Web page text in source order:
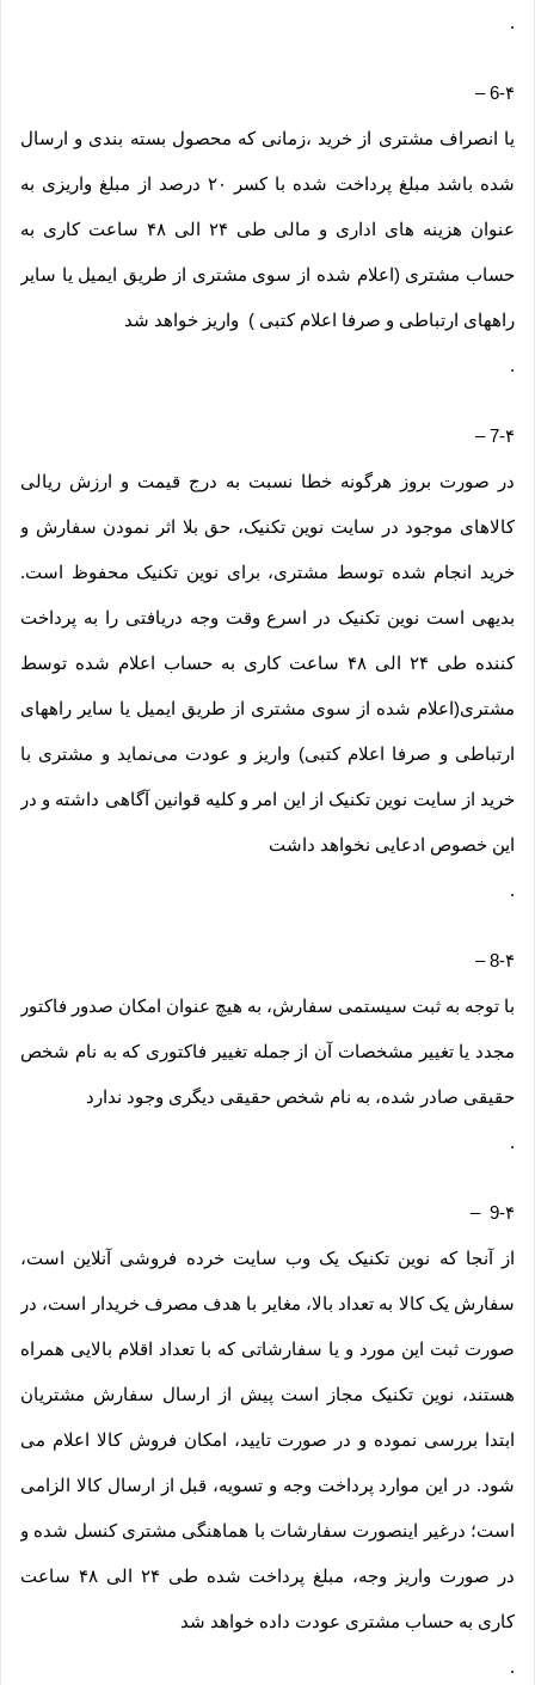
.
6-۴–
یا انصراف مشتری از خرید ،زمانی که محصول بسته بندی و ارسال
شده باشد مبلغ پرداخت شده با کسر ۲۰ درصد از مبلغ واریزی به
عنوان هزینه های اداری و مالی طی ۲۴ الی ۴۸ ساعت کاری به
حساب مشتری (اعلام شده از سوی مشتری از طریق ایمیل یا سایر
راههای ارتباطی و صرفا اعلام کتبی ) واریز خواهد شد
.
7-۴–
در صورت بروز هرگونه خطا نسبت به درج قیمت و ارزش ریالی
کالاهای موجود در سایت نوین تکنیک، حق بلا اثر نمودن سفارش و
خرید انجام شده توسط مشتری، برای نوین تکنیک محفوظ است.
بدیهی است نوین تکنیک در اسرع وقت وجه دریافتی را به پرداخت
کننده طی ۲۴ الی ۴۸ ساعت کاری به حساب اعلام شده توسط
مشتری(اعلام شده از سوی مشتری از طریق ایمیل یا سایر راههای
ارتباطی و صرفا اعلام کتبی) واریز و عودت می‌نماید و مشتری با
خرید از سایت نوین تکنیک از این امر و کلیه قوانین آگاهی داشته و در
این خصوص ادعایی نخواهد داشت
.
8-۴–
با توجه به ثبت سیستمی سفارش، به هیچ عنوان امکان صدور فاکتور
مجدد یا تغییر مشخصات آن از جمله تغییر فاکتوری که به نام شخص
حقیقی صادر شده، به نام شخص حقیقی دیگری وجود ندارد
.
9-۴ –
از آنجا که نوین تکنیک یک وب ‌سایت خرده‌ فروشی آنلاین است،
سفارش یک کالا به تعداد بالا، مغایر با هدف مصرف خریدار است، در
صورت ثبت این مورد و یا سفارشاتی که با تعداد اقلام بالایی همراه
هستند، نوین تکنیک مجاز است پیش از ارسال سفارش مشتریان
ابتدا بررسی نموده و در صورت تایید، امکان فروش کالا اعلام می
شود. در این موارد پرداخت وجه و تسویه، قبل از ارسال کالا الزامی
است؛ درغیر اینصورت سفارشات با هماهنگی مشتری کنسل شده و
در صورت واریز وجه، مبلغ پرداخت شده طی ۲۴ الی ۴۸ ساعت
کاری به حساب مشتری عودت داده خواهد شد
.